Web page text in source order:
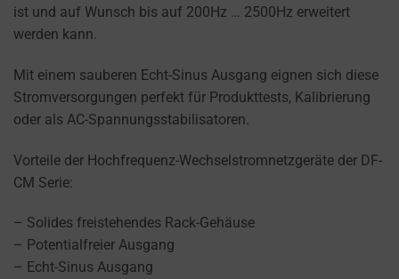
ist und auf Wunsch bis auf 200Hz … 2500Hz erweitert
werden kann.
Mit einem sauberen Echt-Sinus Ausgang eignen sich diese
Stromversorgungen perfekt für Produkttests, Kalibrierung
oder als AC-Spannungsstabilisatoren.
Vorteile der Hochfrequenz-Wechselstromnetzgeräte der DF-
CM Serie:
– Solides freistehendes Rack-Gehäuse
– Potentialfreier Ausgang
– Echt-Sinus Ausgang
PROFILING, AND
MEASURING AD
TO PROVIDE
PERSONALIZED USER
CONTENT
RECOMMENDATIONS)
CAN BE STORED.
the
permission
websites
must
obtain
users
before
cookies
that
collect